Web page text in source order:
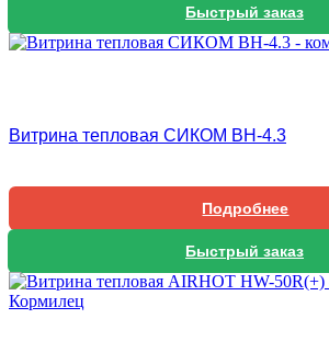
Быстрый заказ
Витрина тепловая СИКОМ ВН-4.3
Подробнее
Быстрый заказ